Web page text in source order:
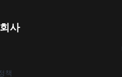
사
책